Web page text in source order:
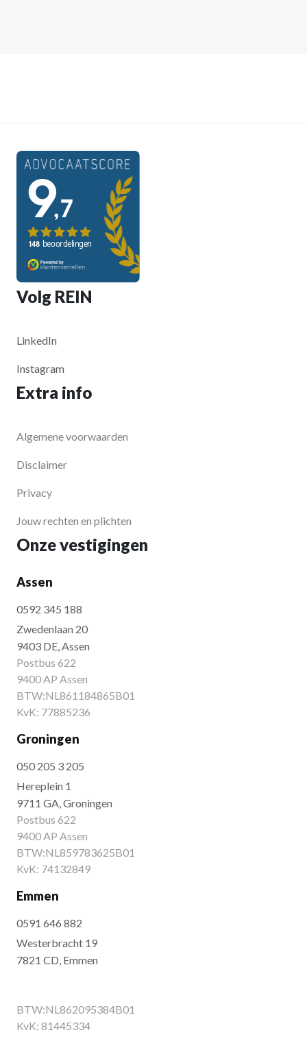
Volg REIN
LinkedIn
Instagram
Extra info
Algemene voorwaarden
Disclaimer
Privacy
Jouw rechten en plichten
Onze vestigingen
Assen
0592 345 188
Zwedenlaan 20
9403 DE, Assen
Postbus 622
9400 AP Assen
BTW:NL861184865B01
KvK: 77885236
Groningen
050 205 3 205
Hereplein 1
9711 GA, Groningen
Postbus 622
9400 AP Assen
BTW:NL859783625B01
KvK: 74132849
Emmen
0591 646 882
Westerbracht 19
7821 CD, Emmen
BTW:NL862095384B01
KvK: 81445334